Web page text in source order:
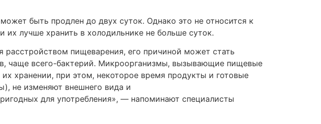
быть продлен до двух суток. Однако это не относится к
их лучше хранить в холодильнике не больше суток.
пищеварения, его причиной может стать
чаще всего-бактерий. Микроорганизмы, вызывающие пищевые
хранении, при этом, некоторое время продукты и готовые
не изменяют внешнего вида и
для употребления», — напоминают специалисты